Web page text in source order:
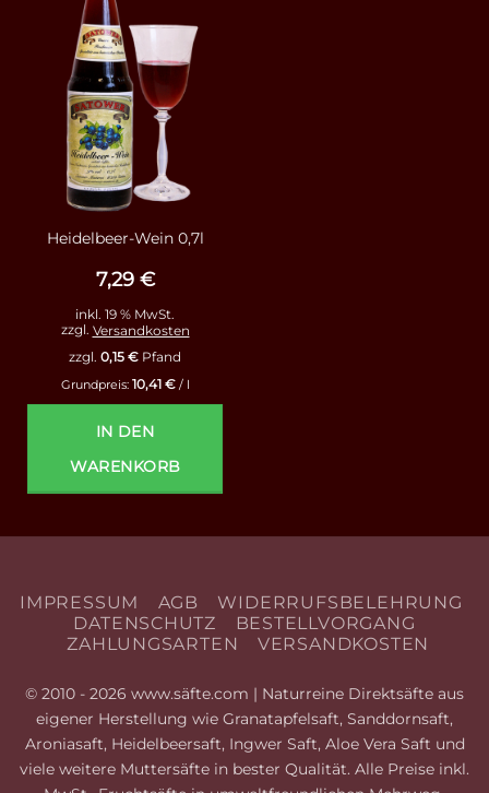
Heidelbeer-Wein 0,7l
7,29 €
inkl. 19 % MwSt.
zzgl. Versandkosten
zzgl. 0,15 € Pfand
Grundpreis: 10,41 €/ l
IN DEN
WARENKORB
IMPRESSUM AGB
WIDERRUFSBELEHRUNG
DATENSCHUTZ
BESTELLVORGANG
ZAHLUNGSARTEN
VERSANDKOSTEN
© 2010 - 2026 www.säfte.com | Naturreine Direktsäfte aus
eigener Herstellung wie Granatapfelsaft, Sanddornsaft,
Aroniasaft, Heidelbeersaft, Ingwer Saft, Aloe Vera Saft und
viele weitere Muttersäfte in bester Qualität. Alle Preise inkl.